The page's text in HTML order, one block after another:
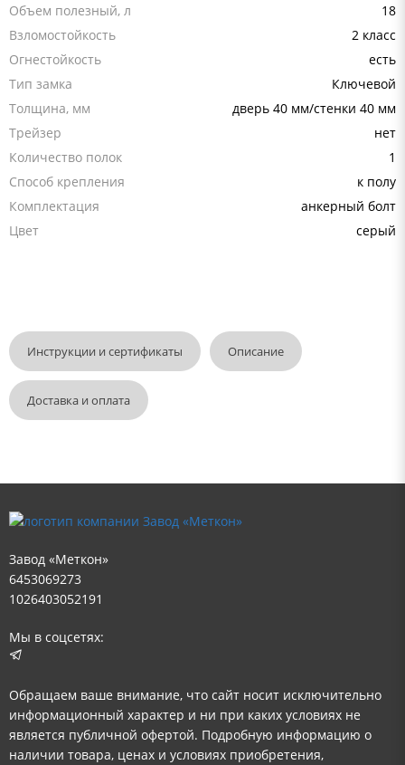
Объем полезный, л
18
Взломостойкость
2 класс
Огнестойкость
есть
Тип замка
Ключевой
Толщина, мм
дверь 40 мм/стенки 40 мм
Трейзер
нет
Количество полок
1
Способ крепления
к полу
Комплектация
анкерный болт
Цвет
серый
Инструкции и сертификаты Описание
Доставка и оплата
Завод «Меткон»
6453069273
1026403052191
Мы в соцсетях:
Обращаем ваше внимание, что сайт носит исключительно
информационный характер и ни при каких условиях не
является публичной офертой. Подробную информацию о
наличии товара, ценах и условиях приобретения,